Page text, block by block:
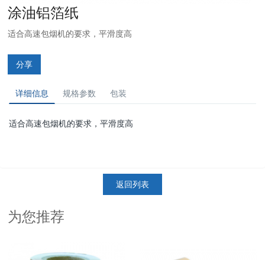
涂油铝箔纸
适合高速包烟机的要求，平滑度高
分享
详细信息 规格参数 包装
适合高速包烟机的要求，平滑度高
返回列表
为您推荐